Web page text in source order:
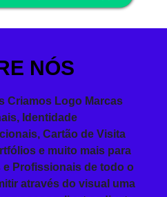
NÓS
Criamos Logo Marcas
Identidade
Cartão de Visita
e muito mais para
e Profissionais de todo o
através do visual uma